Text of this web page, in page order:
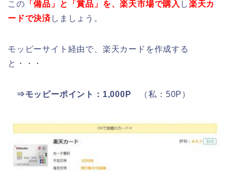
この 「備品」と「賞品」を、楽天市場で購入 し楽天カ
ードで決済しましょう。
モッピーサイト経由で、楽天カードを作成する
と・・・
⇒モッピーポイント：1,000P （私：50P）